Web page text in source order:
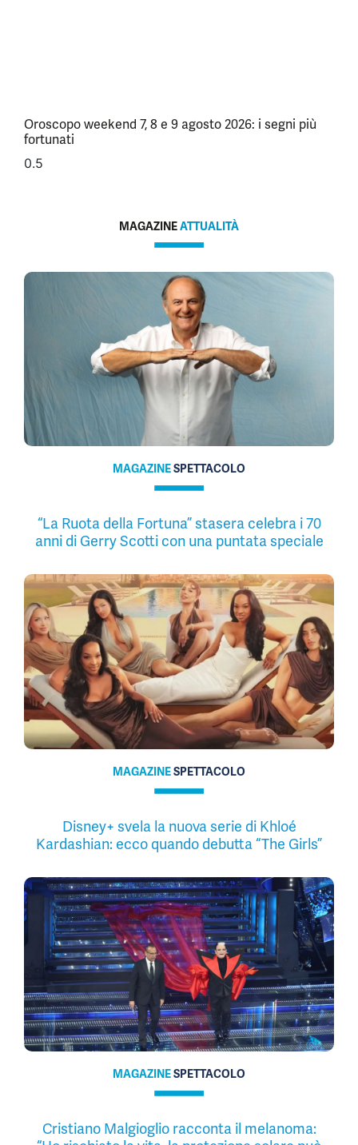
Oroscopo weekend 7, 8 e 9 agosto 2026: i segni più
fortunati
MAGAZINEATTUALITÀ
MAGAZINESPETTACOLO
“La Ruota della Fortuna” stasera celebra i 70
anni di Gerry Scotti con una puntata speciale
MAGAZINESPETTACOLO
Disney+ svela la nuova serie di Khloé
Kardashian: ecco quando debutta “The Girls”
MAGAZINESPETTACOLO
Cristiano Malgioglio racconta il melanoma: